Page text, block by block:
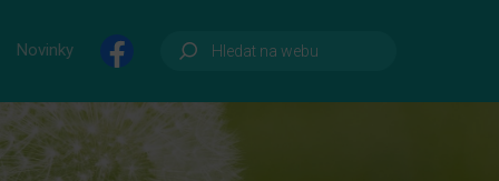
Novinky